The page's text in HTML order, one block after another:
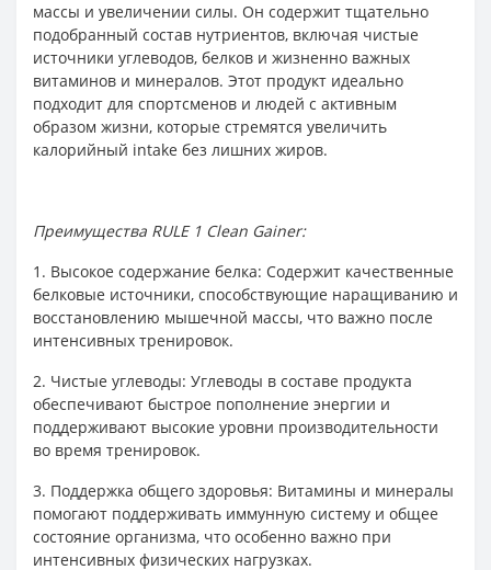
массы и увеличении силы. Он содержит тщательно
подобранный состав нутриентов, включая чистые
источники углеводов, белков и жизненно важных
витаминов и минералов. Этот продукт идеально
подходит для спортсменов и людей с активным
образом жизни, которые стремятся увеличить
калорийный intake без лишних жиров.
Преимущества RULE 1 Clean Gainer:
1. Высокое содержание белка: Содержит качественные
белковые источники, способствующие наращиванию и
восстановлению мышечной массы, что важно после
интенсивных тренировок.
2. Чистые углеводы: Углеводы в составе продукта
обеспечивают быстрое пополнение энергии и
поддерживают высокие уровни производительности
во время тренировок.
3. Поддержка общего здоровья: Витамины и минералы
помогают поддерживать иммунную систему и общее
состояние организма, что особенно важно при
интенсивных физических нагрузках.